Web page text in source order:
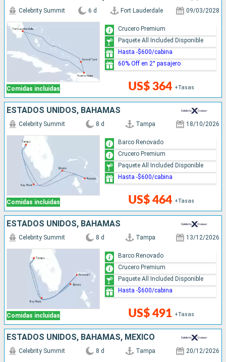
Comidas incluidas
Celebrity Summit 6 d Fort Lauderdale 09/03/2028
US$ 364 +Tasas
Crucero Premium
Paquete All Included Disponible
Hasta -$600/cabina
60% Off en 2° pasajero
ESTADOS UNIDOS, BAHAMAS
Comidas incluidas
Celebrity Summit 8 d Tampa 18/10/2026
US$ 464 +Tasas
Barco Renovado
Crucero Premium
Paquete All Included Disponible
Hasta -$600/cabina
ESTADOS UNIDOS, BAHAMAS
Comidas incluidas
Celebrity Summit 8 d Tampa 13/12/2026
US$ 491 +Tasas
Barco Renovado
Crucero Premium
Paquete All Included Disponible
Hasta -$600/cabina
ESTADOS UNIDOS, BAHAMAS, MÉXICO
Celebrity Summit 8 d Tampa 20/12/2026